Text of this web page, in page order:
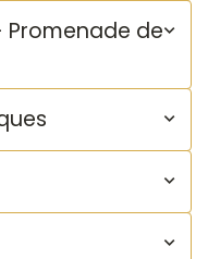
Promenade de